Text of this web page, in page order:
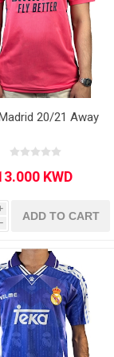
20/21 Away
ADD TO CART